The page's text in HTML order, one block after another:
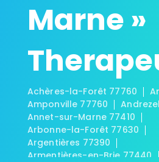
Marne »
Achères-la-Forêt 77760
Amponville 77760
Annet-sur-Marne 77410
Arbonne-la-Forêt 77630
Argentières 77390
Armentières-en-Brie 77440